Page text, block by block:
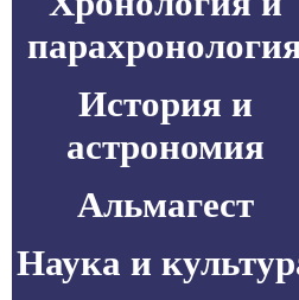
История и
астрономия
Альмагест
Наука и